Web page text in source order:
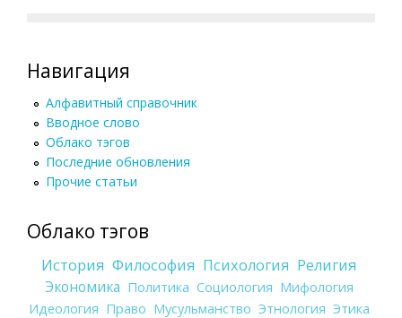
Навигация
Алфавитный справочник
Вводное слово
Облако тэгов
Последние обновления
Прочие статьи
Облако тэгов
История Философия Психология Религия
Экономика Политика Социология Мифология
Идеология Право Мусульманство Этнология Этика